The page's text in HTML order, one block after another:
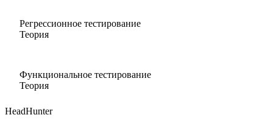
Регрессионное тестирование
Теория
Функциональное тестирование
Теория
HeadHunter